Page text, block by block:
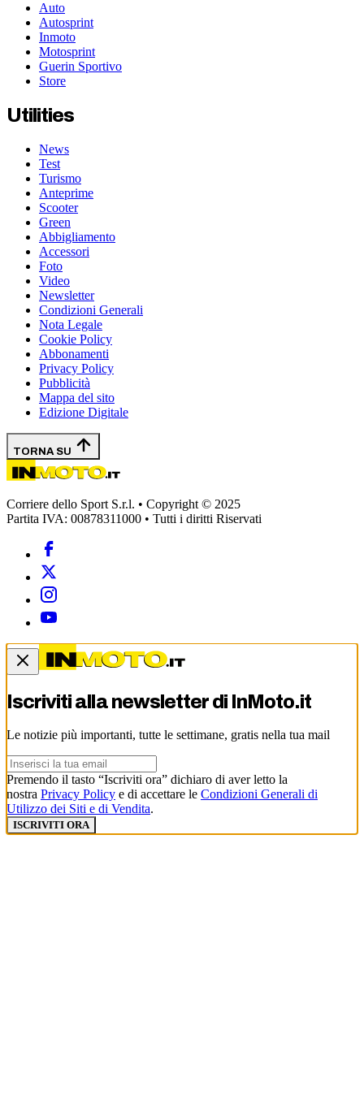
Auto
Autosprint
Inmoto
Motosprint
Guerin Sportivo
Store
Utilities
News
Test
Turismo
Anteprime
Scooter
Green
Abbigliamento
Accessori
Foto
Video
Newsletter
Condizioni Generali
Nota Legale
Cookie Policy
Abbonamenti
Privacy Policy
Pubblicità
Mappa del sito
Edizione Digitale
TORNA SU
Corriere dello Sport S.r.l. • Copyright © 2025
Partita IVA: 00878311000 • Tutti i diritti Riservati
Iscriviti alla newsletter di InMoto.it
Le notizie più importanti, tutte le settimane, gratis nella tua mail
Premendo il tasto “Iscriviti ora” dichiaro di aver letto la
nostra Privacy Policy e di accettare le Condizioni Generali di
Utilizzo dei Siti e di Vendita.
ISCRIVITI ORA